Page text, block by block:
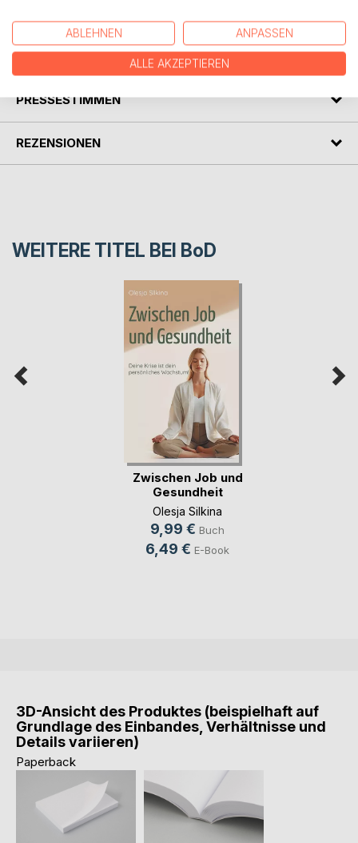
AUTOR/IN
PRESSESTIMMEN
REZENSIONEN
WEITERE TITEL BEI BoD
Zwischen Job und
Gesundheit
Olesja Silkina
9,99 € Buch
6,49 € E-Book
3D-Ansicht des Produktes (beispielhaft auf
Grundlage des Einbandes, Verhältnisse und
Details variieren)
Paperback
ABLEHNEN ANPASSEN
ALLE AKZEPTIEREN